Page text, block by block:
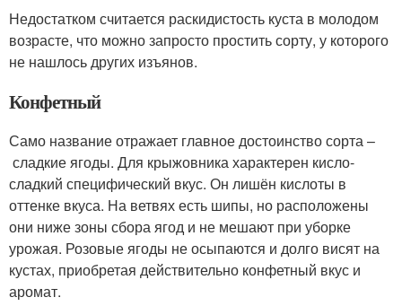
Недостатком считается раскидистость куста в молодом
возрасте, что можно запросто простить сорту, у которого
не нашлось других изъянов.
Конфетный
Само название отражает главное достоинство сорта –
сладкие ягоды. Для крыжовника характерен кисло-
сладкий специфический вкус. Он лишён кислоты в
оттенке вкуса. На ветвях есть шипы, но расположены
они ниже зоны сбора ягод и не мешают при уборке
урожая. Розовые ягоды не осыпаются и долго висят на
кустах, приобретая действительно конфетный вкус и
аромат.